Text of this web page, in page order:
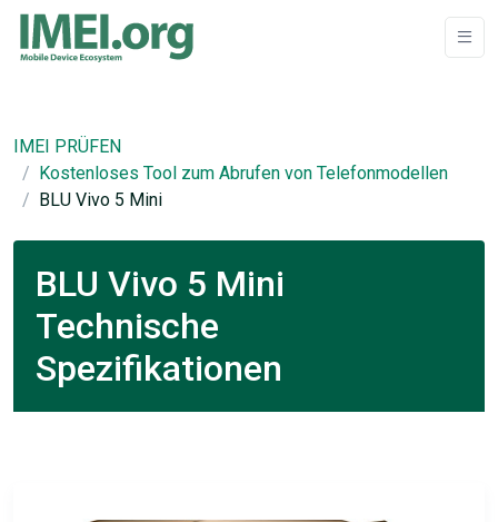
IMEI PRÜFEN
Kostenloses Tool zum Abrufen von Telefonmodellen
BLU Vivo 5 Mini
BLU Vivo 5 Mini
Technische
Spezifikationen